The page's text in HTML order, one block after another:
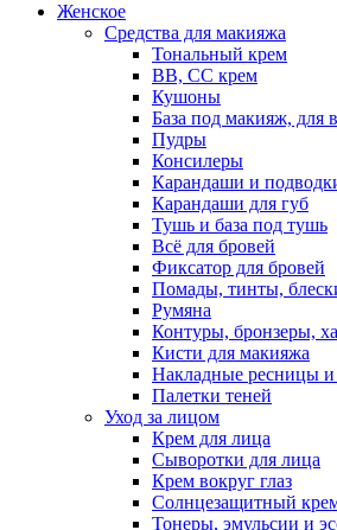
Женское
Средства для макияжа
Тональный крем
BB, CC крем
Кушоны
База под макияж, для
Пудры
Консилеры
Карандаши и
Карандаши для губ
Тушь и база под тушь
Всё для бровей
Фиксатор для бровей
Помады, тинты,
Румяна
Контуры, бронзеры,
Кисти для макияжа
Накладные ресницы и
Палетки теней
Уход за лицом
Крем для лица
Сыворотки для лица
Крем вокруг глаз
Солнцезащитный
Тонеры, эмульсии и